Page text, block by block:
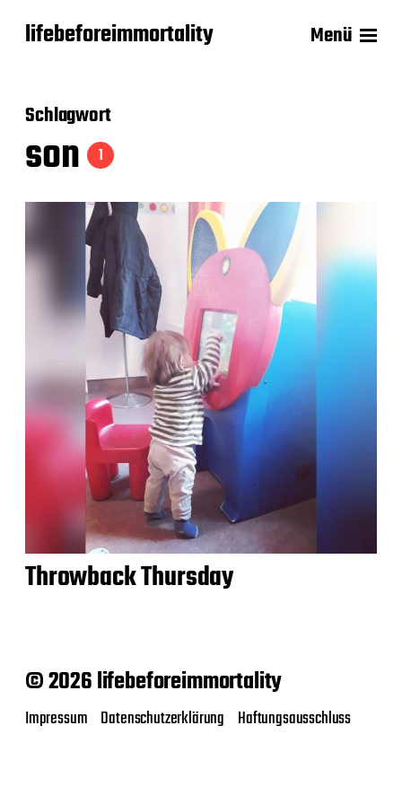
lifebeforeimmortality Menü
Schlagwort
son 1
Throwback Thursday
© 2026 lifebeforeimmortality
Impressum Datenschutzerklärung Haftungsausschluss